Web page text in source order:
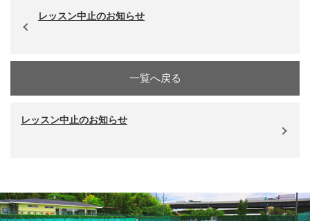
レッスン中止のお知らせ
一覧へ戻る
レッスン中止のお知らせ